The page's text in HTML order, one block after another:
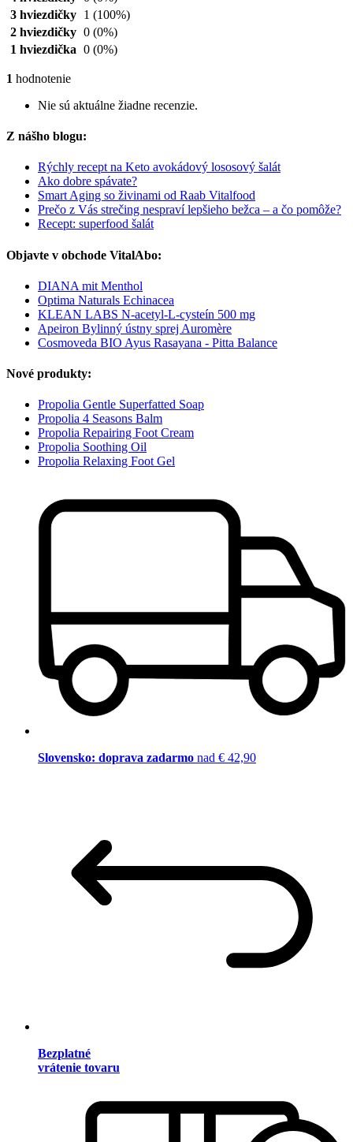
3 hviezdičky
1 (100%)
2 hviezdičky 0 (0%)
1 hviezdička 0 (0%)
1 hodnotenie
Nie sú aktuálne žiadne recenzie.
Z nášho blogu:
Rýchly recept na Keto avokádový lososový šalát
Ako dobre spávate?
Smart Aging so živinami od Raab Vitalfood
Prečo z Vás strečing nespraví lepšieho bežca – a čo pomôže?
Recept: superfood šalát
Objavte v obchode VitalAbo:
DIANA mit Menthol
Optima Naturals Echinacea
KLEAN LABS N-acetyl-L-cysteín 500 mg
Apeiron Bylinný ústny sprej Auromère
Cosmoveda BIO Ayus Rasayana - Pitta Balance
Nové produkty:
Propolia Gentle Superfatted Soap
Propolia 4 Seasons Balm
Propolia Repairing Foot Cream
Propolia Soothing Oil
Propolia Relaxing Foot Gel
Slovensko: doprava zadarmo nad € 42,90
Bezplatné
vrátenie tovaru